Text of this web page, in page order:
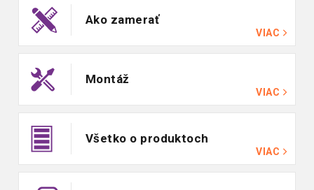
Ako zamerať
VIAC
Montáž
VIAC
Všetko o produktoch
VIAC